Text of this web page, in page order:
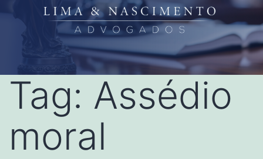
Tag: Assédio
moral